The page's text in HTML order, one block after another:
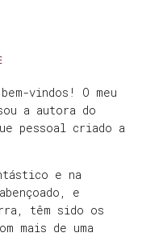
vindos! O meu
a autora do
pessoal criado a
e na
e
têm sido os
mais de uma